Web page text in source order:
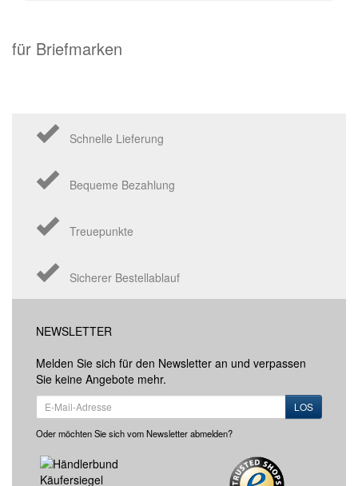
für Briefmarken
Schnelle Lieferung
Bequeme Bezahlung
Treuepunkte
Sicherer Bestellablauf
NEWSLETTER
Melden Sie sich für den Newsletter an und verpassen
Sie keine Angebote mehr.
LOS
Oder möchten Sie sich vom Newsletter abmelden?